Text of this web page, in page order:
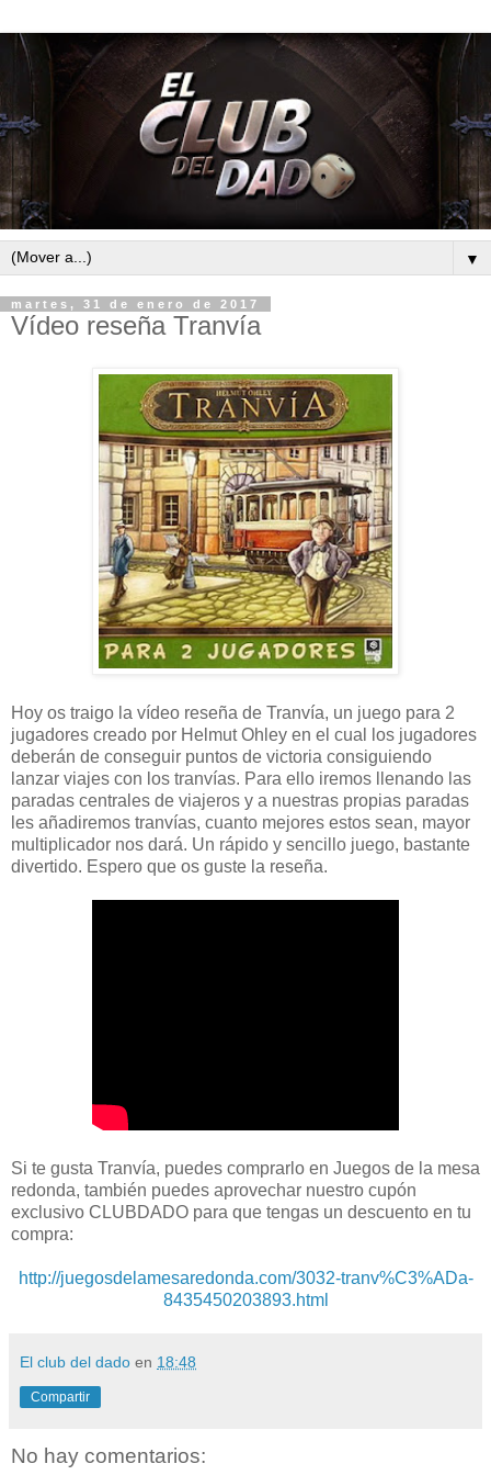
▼
martes, 31 de enero de 2017
Vídeo reseña Tranvía
Hoy os traigo la vídeo reseña de Tranvía, un juego para 2
jugadores creado por Helmut Ohley en el cual los jugadores
deberán de conseguir puntos de victoria consiguiendo
lanzar viajes con los tranvías. Para ello iremos llenando las
paradas centrales de viajeros y a nuestras propias paradas
les añadiremos tranvías, cuanto mejores estos sean, mayor
multiplicador nos dará. Un rápido y sencillo juego, bastante
divertido. Espero que os guste la reseña.
Si te gusta Tranvía, puedes comprarlo en Juegos de la mesa
redonda, también puedes aprovechar nuestro cupón
exclusivo CLUBDADO para que tengas un descuento en tu
compra:
http://juegosdelamesaredonda.com/3032-tranv%C3%ADa-
8435450203893.html
El club del dado en 18:48
Compartir
No hay comentarios: